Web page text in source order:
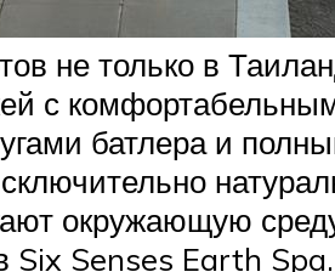
не только в
с
батлера и
окружающую
Six Senses Earth